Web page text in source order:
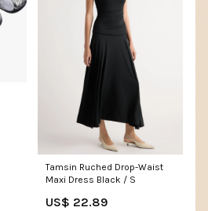
Tamsin Ruched Drop-Waist
Maxi Dress Black / S
US$ 22.89